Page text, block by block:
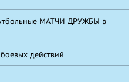
МАТЧИ ДРУЖБЫ в
действий